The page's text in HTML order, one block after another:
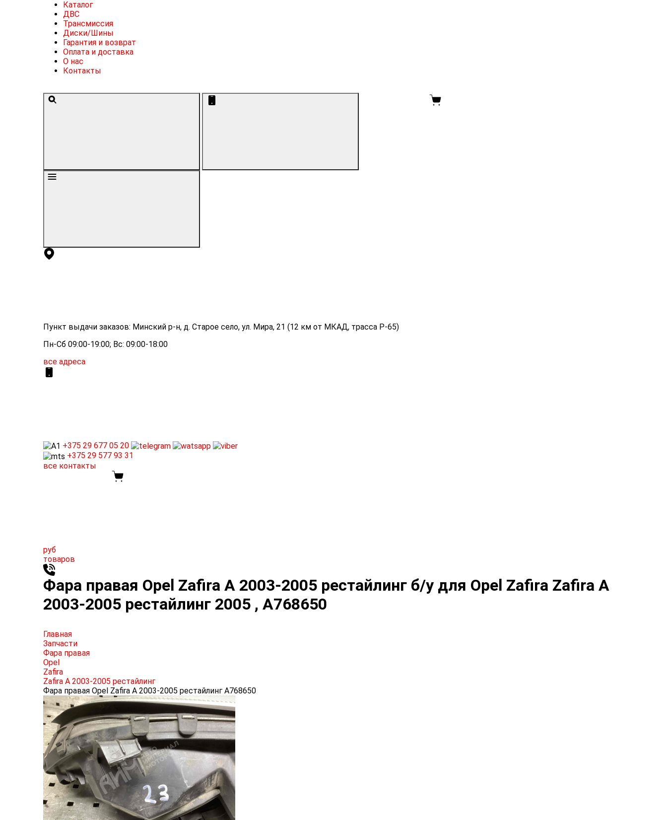
Каталог
ДВС
Трансмиссия
Диски/Шины
Гарантия и возврат
Оплата и доставка
О нас
Контакты
Пункт выдачи заказов: Минский р-н, д. Старое село, ул. Мира, 21 (12 км от МКАД, трасса P-65)
Пн-Сб 09:00-19:00; Вс: 09:00-18:00
все адреса
+375 29 677 05 20
+375 29 577 93 31
все контакты
руб
товаров
Фара правая Opel Zafira A 2003-2005 рестайлинг б/у для Opel Zafira Zafira A
2003-2005 рестайлинг 2005 , A768650
Главная
Запчасти
Фара правая
Opel
Zafira
Zafira A 2003-2005 рестайлинг
Фара правая Opel Zafira A 2003-2005 рестайлинг A768650